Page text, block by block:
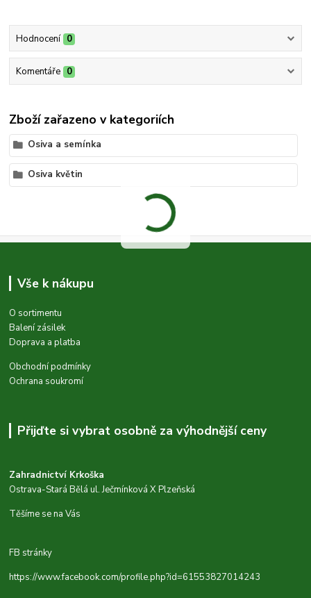
Hodnocení 0
Komentáře 0
Zboží zařazeno v kategoriích
Osiva a semínka
Osiva květin
Vše k nákupu
O sortimentu
Balení zásilek
Doprava a platba
Obchodní podmínky
Ochrana soukromí
Přijďte si vybrat osobně za výhodnější ceny
Zahradnictví Krkoška
Ostrava-Stará Bělá ul. Ječmínková X Plzeňská
Těšíme se na Vás
FB stránky
https://www.facebook.com/profile.php?id=61553827014243